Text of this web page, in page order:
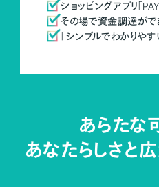
ショッピングアプリ「
その場で資金調達がで
「シンプルでわかりや
あらたな
あなたらしさと